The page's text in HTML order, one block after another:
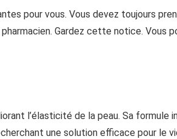
pour vous. Vous devez toujours
Gardez cette notice. Vous
l’élasticité de la peau. Sa formule
une solution efficace pour le